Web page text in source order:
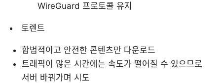
WireGuard 프로토콜 유지
토렌트
합법적이고 안전한 콘텐츠만 다운로드
트래픽이 많은 시간에는 속도가 떨어질 수 있으므로
서버 바꿔가며 시도